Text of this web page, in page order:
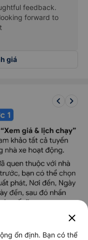
feedback.
forward to
giá
keyboard_arrow_left keyboard_arrow_right
close
ổn định. Bạn có thể